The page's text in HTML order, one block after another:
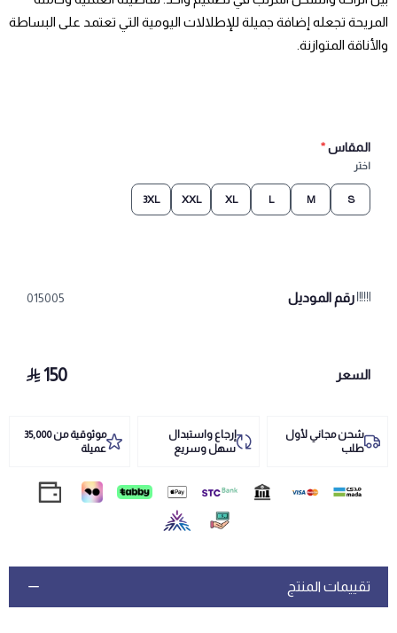
المريحة تجعله إضافة جميلة للإطلالات اليومية التي تعتمد على البساطة
والأناقة المتوازنة.
المقاس*
اختر
S
M
L
XL
XXL
3XL
رقم الموديل 015005
السعر 150
شحن مجاني لأول
طلب
إرجاع واستبدال
سهل وسريع
موثوقية من 35,000
عميلة
تقييمات المنتج